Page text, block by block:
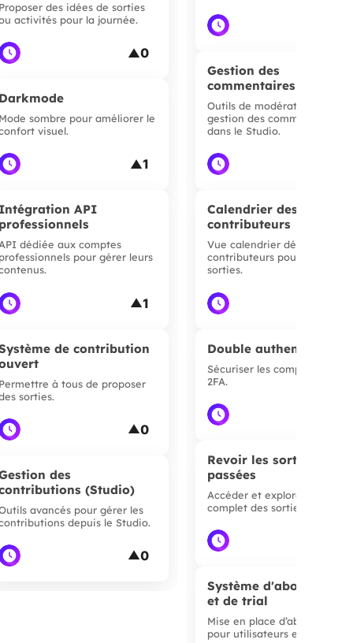
Proposer des idées de sorties
activités pour la journée.
▲0
Darkmode
Mode sombre pour améliorer le
visuel.
▲1
Intégration API
professionnels
dédiée aux comptes
professionnels pour gérer leurs
▲1
de contribution
Permettre à tous de proposer
sorties.
▲0
des
(Studio)
avancés pour gérer les
depuis le Studio.
▲0
Gestion des
commentaires (Studio)
Outils de modération et
gestion des commentaires
dans le Studio.
Calendrier des
contributeurs
Vue calendrier dédiée aux
contributeurs pour gérer
sorties.
Double
Sécuriser les comptes avec
2FA.
Revoir les sorties
passées
Accéder et explorer
complet des sorties.
Système d'abonnement
et de trial
Mise en place
pour utilisateurs et pros.